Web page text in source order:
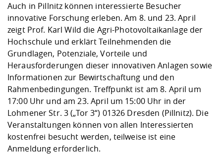
Auch in Pillnitz können interessierte Besucher
innovative Forschung erleben. Am 8. und 23. April
zeigt Prof. Karl Wild die Agri-Photovoltaikanlage der
Hochschule und erklärt Teilnehmenden die
Grundlagen, Potenziale, Vorteile und
Herausforderungen dieser innovativen Anlagen sowie
Informationen zur Bewirtschaftung und den
Rahmenbedingungen. Treffpunkt ist am 8. April um
17:00 Uhr und am 23. April um 15:00 Uhr in der
Lohmener Str. 3 („Tor 3“) 01326 Dresden (Pillnitz). Die
Veranstaltungen können von allen Interessierten
kostenfrei besucht werden, teilweise ist eine
Anmeldung erforderlich.